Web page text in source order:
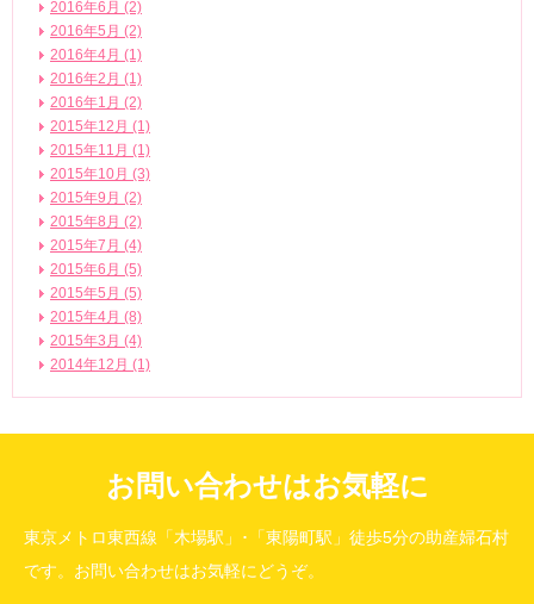
2016年6月 (2)
2016年5月 (2)
2016年4月 (1)
2016年2月 (1)
2016年1月 (2)
2015年12月 (1)
2015年11月 (1)
2015年10月 (3)
2015年9月 (2)
2015年8月 (2)
2015年7月 (4)
2015年6月 (5)
2015年5月 (5)
2015年4月 (8)
2015年3月 (4)
2014年12月 (1)
お問い合わせはお気軽に
東京メトロ東西線「木場駅」･「東陽町駅」徒歩5分の助産婦石村
です。お問い合わせはお気軽にどうぞ。